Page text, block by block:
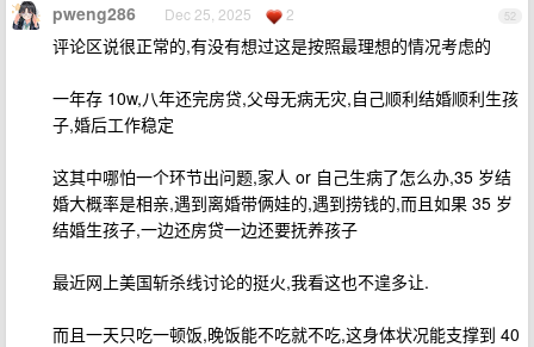
52
pweng286 Dec 25, 2025 2
评论区说很正常的,有没有想过这是按照最理想的情况考虑的
一年存 10w,八年还完房贷,父母无病无灾,自己顺利结婚顺利生孩
子,婚后工作稳定
这其中哪怕一个环节出问题,家人 or 自己生病了怎么办,35 岁结
婚大概率是相亲,遇到离婚带俩娃的,遇到捞钱的,而且如果 35 岁
结婚生孩子,一边还房贷一边还要抚养孩子
最近网上美国斩杀线讨论的挺火,我看这也不遑多让.
而且一天只吃一顿饭,晚饭能不吃就不吃,这身体状况能支撑到 40